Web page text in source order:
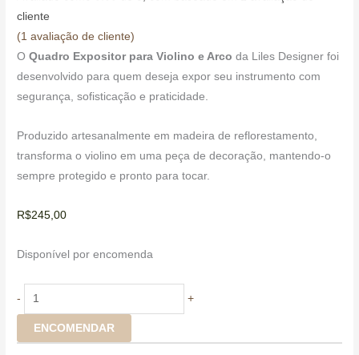
cliente
(1 avaliação de cliente)
OQuadro Expositor para Violino e Arco da Liles Designer foi
desenvolvido para quem deseja expor seu instrumento com
segurança, sofisticação e praticidade.
Produzido artesanalmente em madeira de reflorestamento,
transforma o violino em uma peça de decoração, mantendo-o
sempre protegido e pronto para tocar.
R$245,00
Disponível por encomenda
- +
ENCOMENDAR